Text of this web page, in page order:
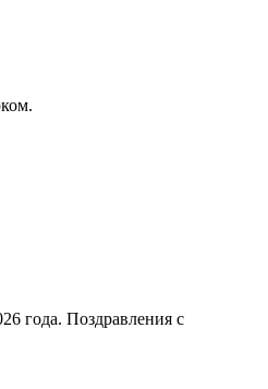
года. Поздравления с